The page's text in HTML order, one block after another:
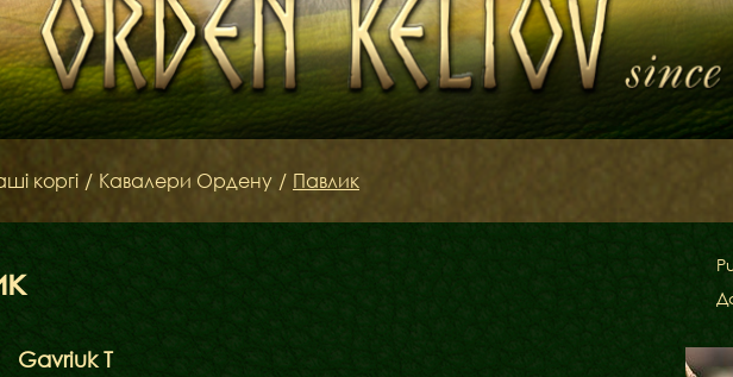
коргі / Кавалери Ордену / Павлик
Gavriuk T